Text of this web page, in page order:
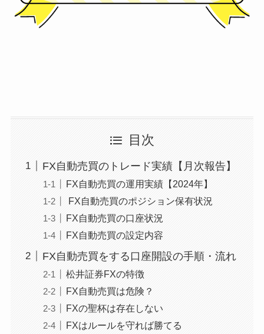
目次
FX自動売買のトレード実績【月次報告】
FX自動売買の運用実績【2024年】
FX自動売買のポジション保有状況
FX自動売買の口座状況
FX自動売買の設定内容
FX自動売買をする口座開設の手順・流れ
松井証券FXの特徴
FX自動売買は危険？
FXの聖杯は存在しない
FXはルールを守れば勝てる